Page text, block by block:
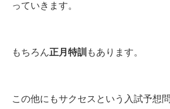
っていきます。
もちろん正月特訓 もあります。
この他にもサクセスという入試予想